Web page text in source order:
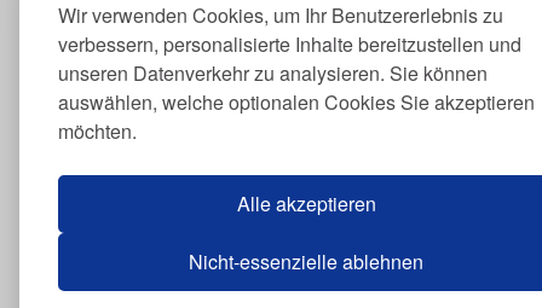
Wir verwenden Cookies, um Ihr Benutzererlebnis zu
verbessern, personalisierte Inhalte bereitzustellen und
unseren Datenverkehr zu analysieren. Sie können
auswählen, welche optionalen Cookies Sie akzeptieren
möchten.
Alle akzeptieren
Nicht-essenzielle ablehnen